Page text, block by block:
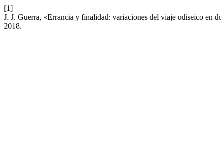
[1]
J. J. Guerra, «Errancia y finalidad: variaciones del viaje odiseico en
2018.